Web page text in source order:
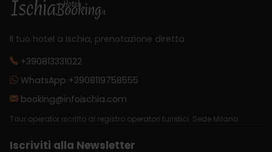
Il tuo hotel a Ischia, prenotazione diretta
+390813331022
WhatsApp +3908119758555
booking@infoischia.com
Tour operator iscritto al registro operatori turistici. Sede Milano.
Iscriviti alla Newsletter